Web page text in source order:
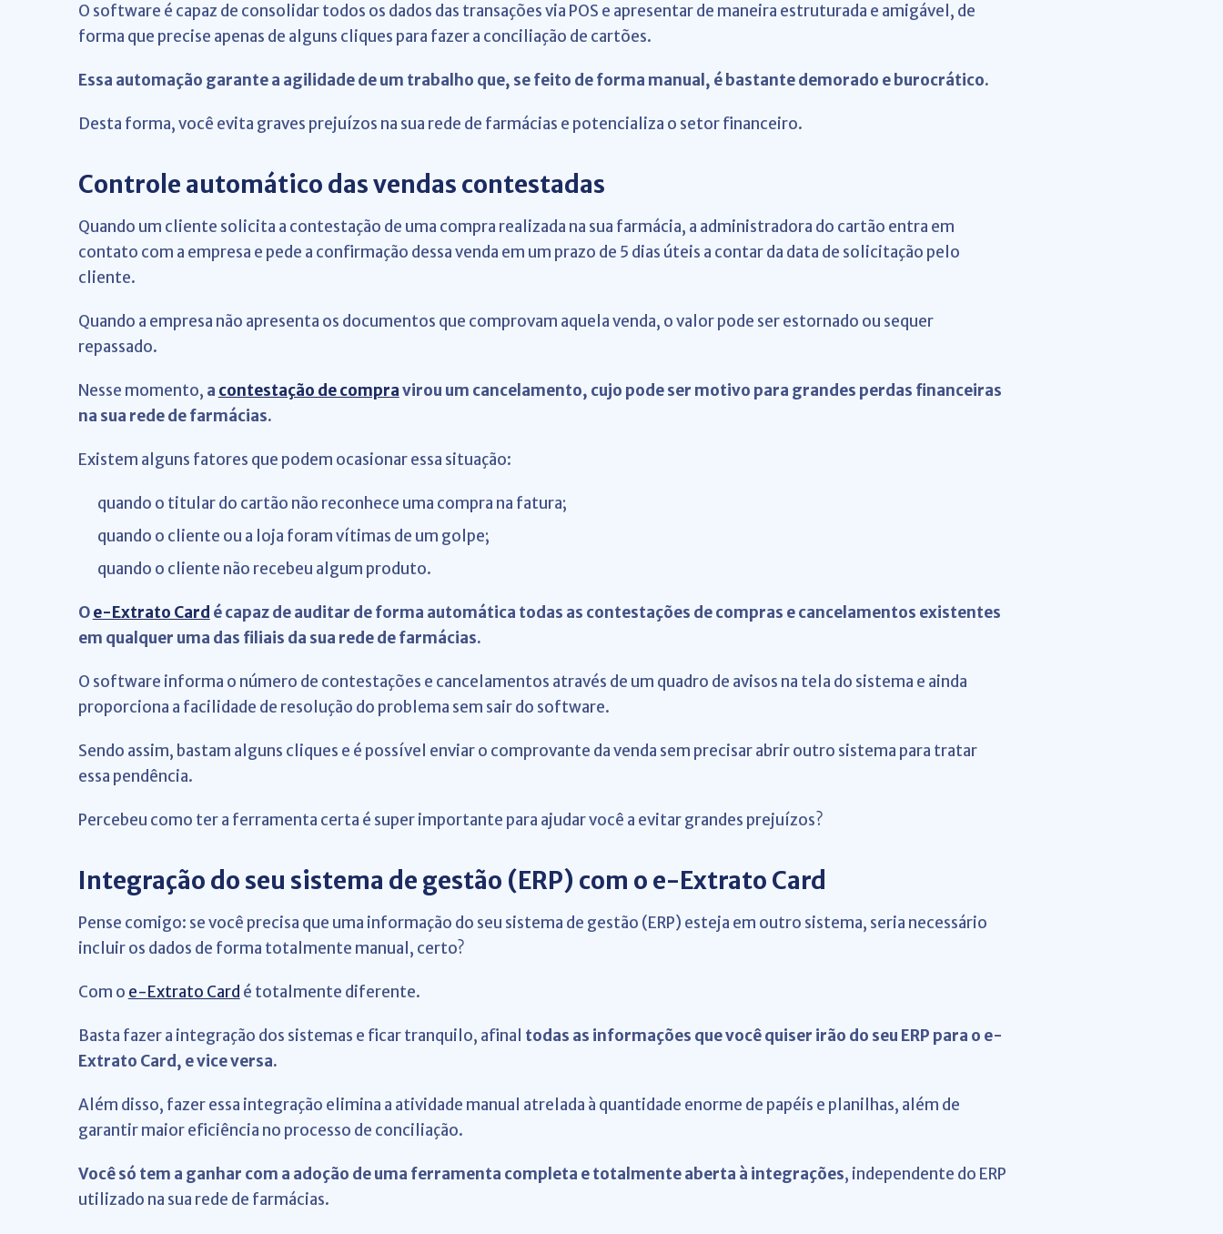
O software é capaz de consolidar todos os dados das transações via POS e apresentar de maneira estruturada e amigável, de
forma que precise apenas de alguns cliques para fazer a conciliação de cartões.
Essa automação garante a agilidade de um trabalho que, se feito de forma manual, é bastante demorado e burocrático.
Desta forma, você evita graves prejuízos na sua rede de farmácias e potencializa o setor financeiro.
Controle automático das vendas contestadas
Quando um cliente solicita a contestação de uma compra realizada na sua farmácia, a administradora do cartão entra em
contato com a empresa e pede a confirmação dessa venda em um prazo de 5 dias úteis a contar da data de solicitação pelo
cliente.
Quando a empresa não apresenta os documentos que comprovam aquela venda, o valor pode ser estornado ou sequer
repassado.
Nesse momento, a contestação de compravirou um cancelamento, cujo pode ser motivo para grandes perdas financeiras
na sua rede de farmácias.
Existem alguns fatores que podem ocasionar essa situação:
quando o titular do cartão não reconhece uma compra na fatura;
quando o cliente ou a loja foram vítimas de um golpe;
quando o cliente não recebeu algum produto.
Oe-Extrato Card é capaz de auditar de forma automática todas as contestações de compras e cancelamentos existentes
em qualquer uma das filiais da sua rede de farmácias.
O software informa o número de contestações e cancelamentos através de um quadro de avisos na tela do sistema e ainda
proporciona a facilidade de resolução do problema sem sair do software.
Sendo assim, bastam alguns cliques e é possível enviar o comprovante da venda sem precisar abrir outro sistema para tratar
essa pendência.
Percebeu como ter a ferramenta certa é super importante para ajudar você a evitar grandes prejuízos?
Integração do seu sistema de gestão (ERP) com o e-Extrato Card
Pense comigo: se você precisa que uma informação do seu sistema de gestão (ERP) esteja em outro sistema, seria necessário
incluir os dados de forma totalmente manual, certo?
Com o e-Extrato Card é totalmente diferente.
Basta fazer a integração dos sistemas e ficar tranquilo, afinal todas as informações que você quiser irão do seu ERP para o e-
Extrato Card, e vice versa.
Além disso, fazer essa integração elimina a atividade manual atrelada à quantidade enorme de papéis e planilhas, além de
garantir maior eficiência no processo de conciliação.
Você só tem a ganhar com a adoção de uma ferramenta completa e totalmente aberta à integrações, independente do ERP
utilizado na sua rede de farmácias.